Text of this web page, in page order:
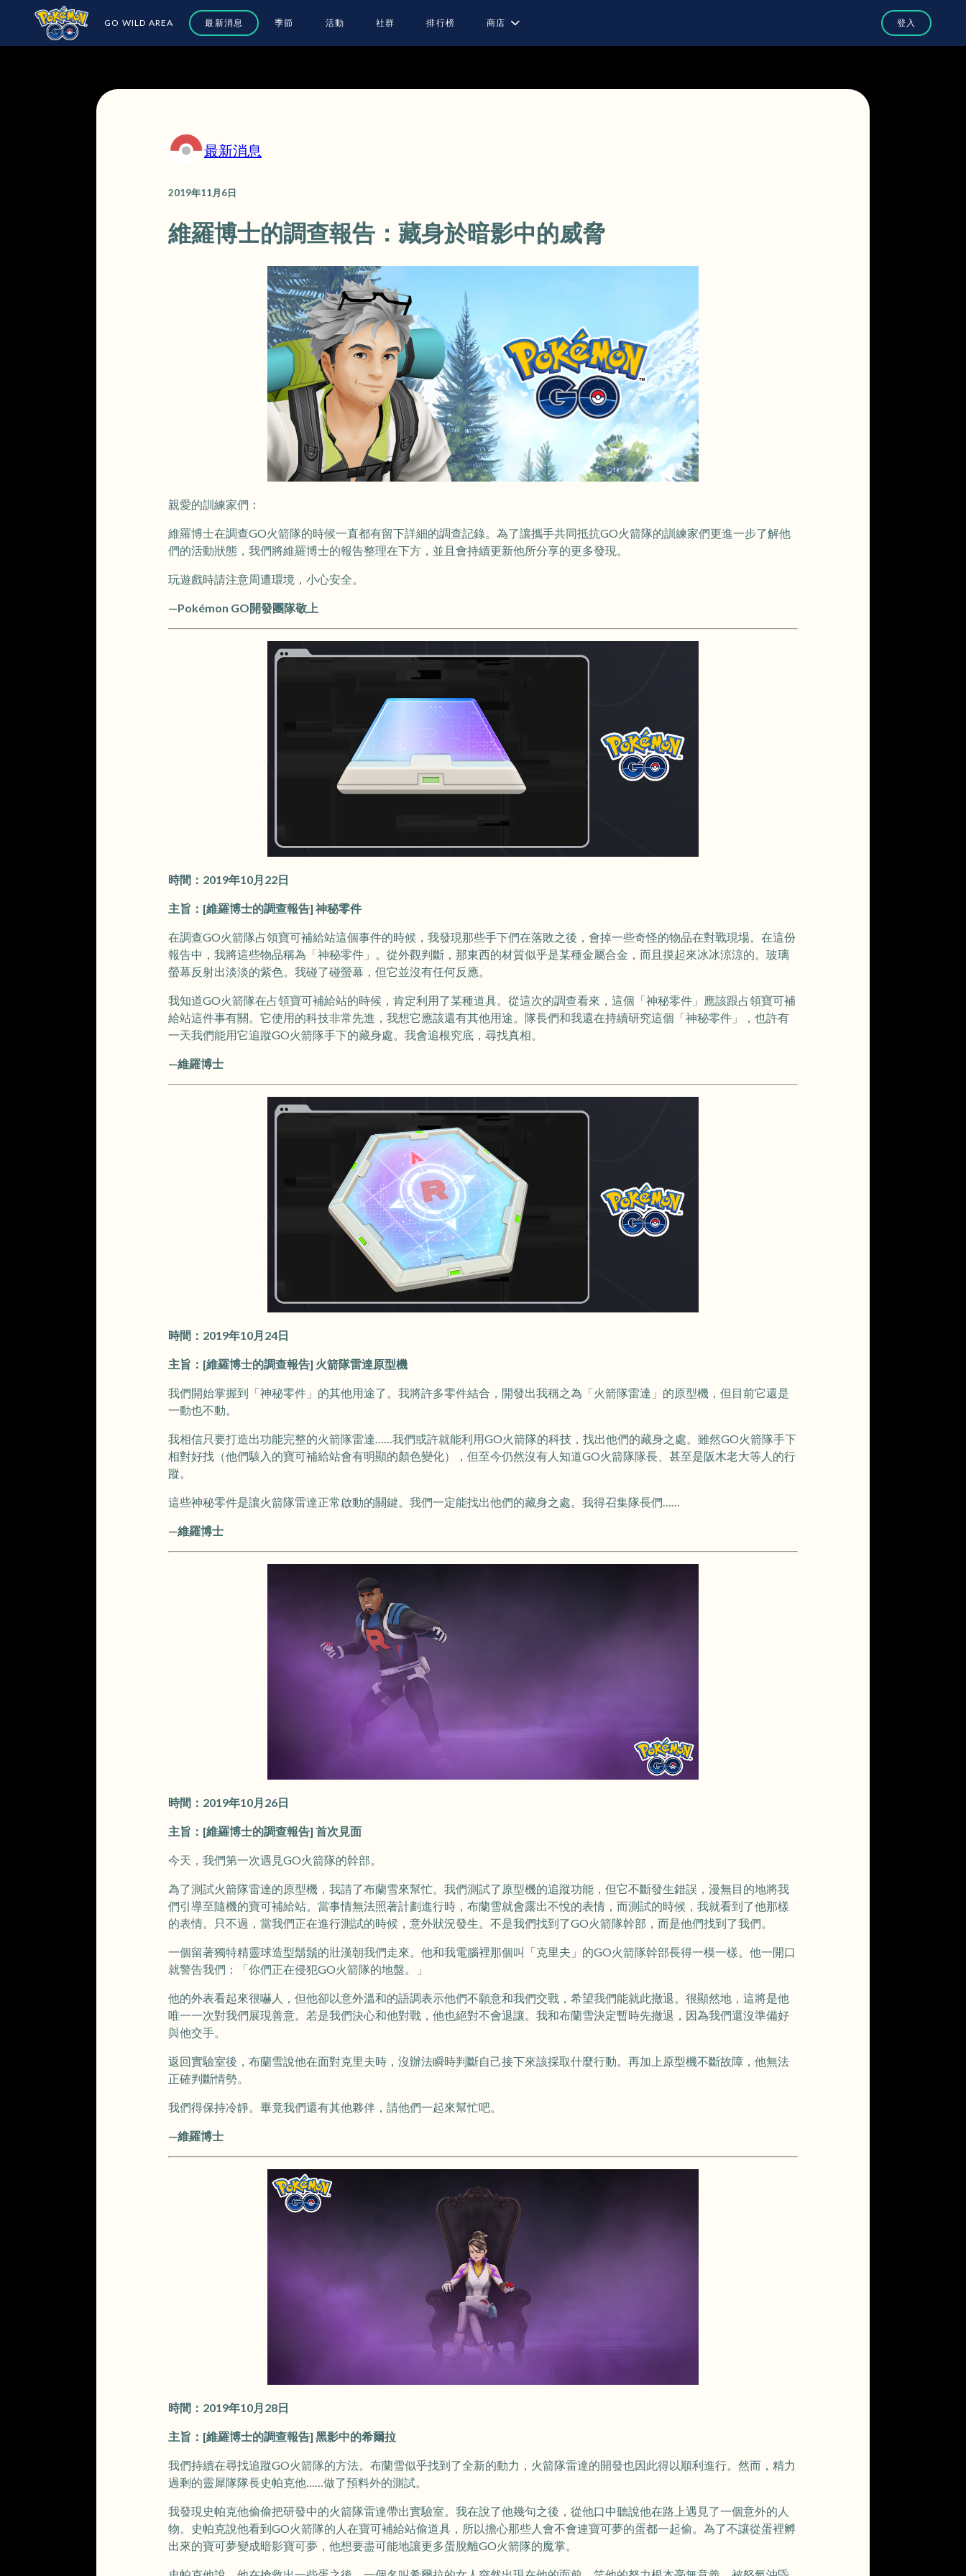
GO WILD AREA 最新消息 季節 活動 社群 排行榜 商店
最新消息
2019年11月6日
維羅博士的調查報告：藏身於暗影中的威脅
親愛的訓練家們：
維羅博士在調查GO火箭隊的時候一直都有留下詳細的調查記錄。為了讓攜手共同抵抗GO火箭隊的訓練家們更進一步了解他
們的活動狀態，我們將維羅博士的報告整理在下方，並且會持續更新他所分享的更多發現。
玩遊戲時請注意周遭環境，小心安全。
—Pokémon GO開發團隊敬上
時間：2019年10月22日
主旨：[維羅博士的調查報告] 神秘零件
在調查GO火箭隊占領寶可補給站這個事件的時候，我發現那些手下們在落敗之後，會掉一些奇怪的物品在對戰現場。在這份
報告中，我將這些物品稱為「神秘零件」。從外觀判斷，那東西的材質似乎是某種金屬合金，而且摸起來冰冰涼涼的。玻璃
螢幕反射出淡淡的紫色。我碰了碰螢幕，但它並沒有任何反應。
我知道GO火箭隊在占領寶可補給站的時候，肯定利用了某種道具。從這次的調查看來，這個「神秘零件」應該跟占領寶可補
給站這件事有關。它使用的科技非常先進，我想它應該還有其他用途。隊長們和我還在持續研究這個「神秘零件」，也許有
一天我們能用它追蹤GO火箭隊手下的藏身處。我會追根究底，尋找真相。
—維羅博士
時間：2019年10月24日
主旨：[維羅博士的調查報告] 火箭隊雷達原型機
我們開始掌握到「神秘零件」的其他用途了。我將許多零件結合，開發出我稱之為「火箭隊雷達」的原型機，但目前它還是
一動也不動。
我相信只要打造出功能完整的火箭隊雷達……我們或許就能利用GO火箭隊的科技，找出他們的藏身之處。雖然GO火箭隊手下
相對好找（他們駭入的寶可補給站會有明顯的顏色變化），但至今仍然沒有人知道GO火箭隊隊長、甚至是阪木老大等人的行
蹤。
這些神秘零件是讓火箭隊雷達正常啟動的關鍵。我們一定能找出他們的藏身之處。我得召集隊長們……
—維羅博士
時間：2019年10月26日
主旨：[維羅博士的調查報告] 首次見面
今天，我們第一次遇見GO火箭隊的幹部。
為了測試火箭隊雷達的原型機，我請了布蘭雪來幫忙。我們測試了原型機的追蹤功能，但它不斷發生錯誤，漫無目的地將我
們引導至隨機的寶可補給站。當事情無法照著計劃進行時，布蘭雪就會露出不悅的表情，而測試的時候，我就看到了他那樣
的表情。只不過，當我們正在進行測試的時候，意外狀況發生。不是我們找到了GO火箭隊幹部，而是他們找到了我們。
一個留著獨特精靈球造型鬍鬚的壯漢朝我們走來。他和我電腦裡那個叫「克里夫」的GO火箭隊幹部長得一模一樣。他一開口
就警告我們：「你們正在侵犯GO火箭隊的地盤。」
他的外表看起來很嚇人，但他卻以意外溫和的語調表示他們不願意和我們交戰，希望我們能就此撤退。很顯然地，這將是他
唯一一次對我們展現善意。若是我們決心和他對戰，他也絕對不會退讓。我和布蘭雪決定暫時先撤退，因為我們還沒準備好
與他交手。
返回實驗室後，布蘭雪說他在面對克里夫時，沒辦法瞬時判斷自己接下來該採取什麼行動。再加上原型機不斷故障，他無法
正確判斷情勢。
我們得保持冷靜。畢竟我們還有其他夥伴，請他們一起來幫忙吧。
—維羅博士
時間：2019年10月28日
主旨：[維羅博士的調查報告] 黑影中的希爾拉
我們持續在尋找追蹤GO火箭隊的方法。布蘭雪似乎找到了全新的動力，火箭隊雷達的開發也因此得以順利進行。然而，精力
過剩的靈犀隊隊長史帕克他……做了預料外的測試。
我發現史帕克他偷偷把研發中的火箭隊雷達帶出實驗室。我在說了他幾句之後，從他口中聽說他在路上遇見了一個意外的人
物。史帕克說他看到GO火箭隊的人在寶可補給站偷道具，所以擔心那些人會不會連寶可夢的蛋都一起偷。為了不讓從蛋裡孵
出來的寶可夢變成暗影寶可夢，他想要盡可能地讓更多蛋脫離GO火箭隊的魔掌。